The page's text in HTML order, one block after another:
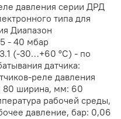
давления серии ДРД
типа для
Диапазон
- 40 мбар
(-30…+60 °С) - по
датчика:
реле давления
80 ширина, мм: 60
рабочей среды,
давление, бар: 0,06